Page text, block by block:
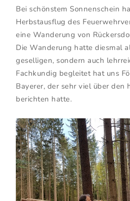
Bei schönstem Sonnenschein
Herbstausflug des
eine Wanderung von
Die Wanderung hatte diesmal
geselligen, sondern auch
Fachkundig begleitet hat uns
Bayerer, der sehr viel über den
berichten hatte.